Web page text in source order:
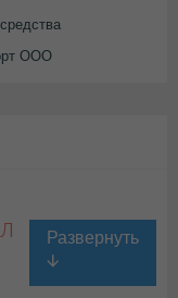
ООО